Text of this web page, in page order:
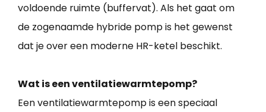
voldoende ruimte (buffervat). Als het gaat om
de zogenaamde hybride pomp is het gewenst
dat je over een moderne HR-ketel beschikt.
Wat is een ventilatiewarmtepomp?
Een ventilatiewarmtepomp is een speciaal